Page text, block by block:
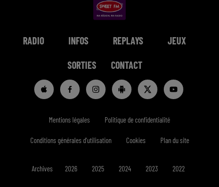
RADIO INFOS REPLAYS JEUX
SORTIES CONTACT
Mentions légales Politique de confidentialité
Conditions générales d'utilisation Cookies Plan du site
Archives 2026 2025 2024 2023 2022